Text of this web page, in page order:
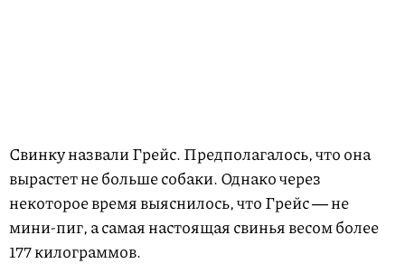
Свинку назвали Грейс. Предполагалось, что она
вырастет не больше собаки. Однако через
некоторое время выяснилось, что Грейс ― не
мини-пиг, а самая настоящая свинья весом более
177 килограммов.